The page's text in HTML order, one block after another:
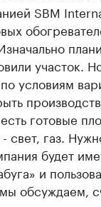
SBM
участок.
условиям
готовые
газ.
будет
и
обсуждаем,